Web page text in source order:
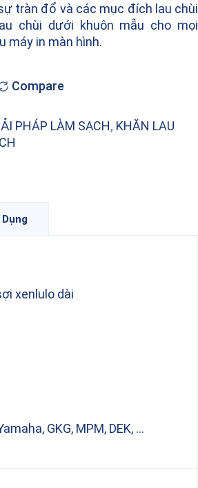
tràn đổ và các mục đích lau chùi
chùi dưới khuôn mẫu cho mọi
máy in màn hình.
Compare
PHÁP LÀM SẠCH, KHĂN LAU
xenlulo dài
GKG, MPM, DEK, …